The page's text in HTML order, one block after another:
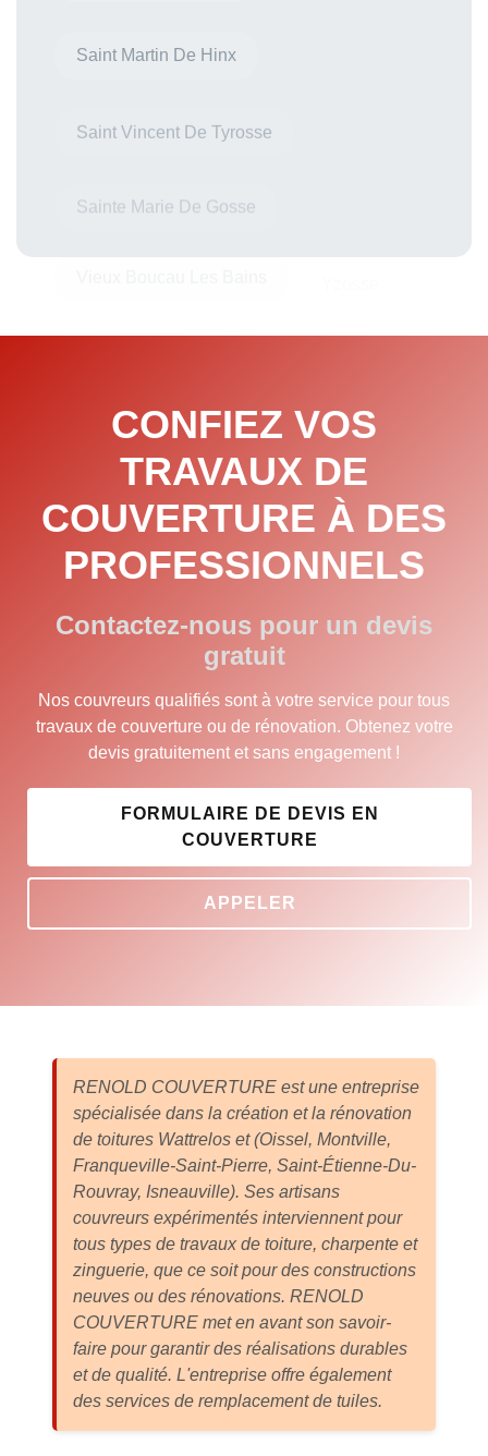
Saint Vincent De Tyrosse
CONFIEZ VOS
TRAVAUX DE
COUVERTURE À DES
PROFESSIONNELS
Contactez-nous pour un devis
gratuit
Nos couvreurs qualifiés sont à votre service pour tous
travaux de couverture ou de rénovation. Obtenez votre
devis gratuitement et sans engagement !
FORMULAIRE DE DEVIS EN
COUVERTURE
APPELER
RENOLD COUVERTURE est une entreprise
spécialisée dans la création et la rénovation
de toitures Wattrelos et (Oissel, Montville,
Franqueville-Saint-Pierre, Saint-Étienne-Du-
Rouvray, Isneauville). Ses artisans
couvreurs expérimentés interviennent pour
tous types de travaux de toiture, charpente et
zinguerie, que ce soit pour des constructions
neuves ou des rénovations. RENOLD
COUVERTURE met en avant son savoir-
faire pour garantir des réalisations durables
et de qualité. L'entreprise offre également
des services de remplacement de tuiles.